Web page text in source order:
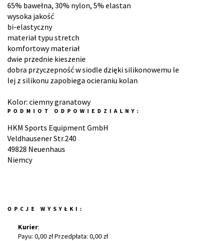
65% bawełna, 30% nylon, 5% elastan
wysoka jakość
bi-elastyczny
materiał typu stretch
komfortowy materiał
dwie przednie kieszenie
dobra przyczepność w siodle dzięki silikonowemu le
lej z silikonu zapobiega ocieraniu kolan
Kolor: ciemny granatowy
PODMIOT ODPOWIEDZIALNY:
HKM Sports Equipment GmbH
Veldhausener Str.240
49828 Neuenhaus
Niemcy
OPCJE WYSYŁKI:
Kurier:
Payu: 0,00 zł Przedpłata: 0,00 zł